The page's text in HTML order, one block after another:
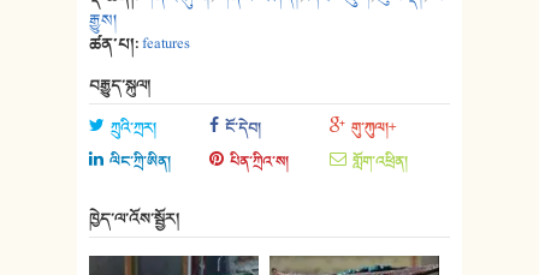
རྒྱུས།
ཚན་པ།:features
བརྒྱུད་སྐུལ།
ཀྲུའི་ཀྲར། ངོ་དེབ།
གུ་ཀུལ།+
ལིང་ཀྲི་ཨིན།
པིན་ཀྲིའ་ས། གློག་འཕྲིན།
ཁྱེད་ལ་འོས་སྦྱོར།